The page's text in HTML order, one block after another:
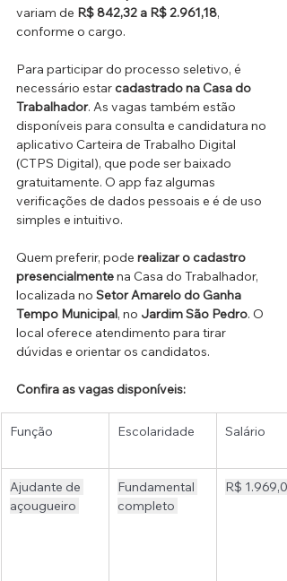
variam de R$ 842,32 a R$ 2.961,18,
conforme o cargo.
Para participar do processo seletivo, é
necessário estar cadastrado na Casa do
Trabalhador. As vagas também estão
disponíveis para consulta e candidatura no
aplicativo Carteira de Trabalho Digital
(CTPS Digital), que pode ser baixado
gratuitamente. O app faz algumas
verificações de dados pessoais e é de uso
simples e intuitivo.
Quem preferir, pode realizar o cadastro
presencialmente na Casa do Trabalhador,
localizada no Setor Amarelo do Ganha
Tempo Municipal, no Jardim São Pedro. O
local oferece atendimento para tirar
dúvidas e orientar os candidatos.
Confira as vagas disponíveis:
Função Escolaridade Salário
Ajudante de
açougueiro
Fundamental
completo
R$